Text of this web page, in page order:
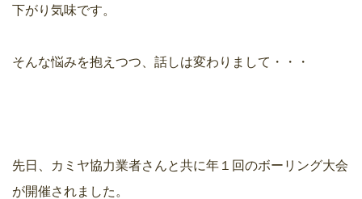
下がり気味です。
そんな悩みを抱えつつ、話しは変わりまして・・・
先日、カミヤ協力業者さんと共に年１回のボーリング大会
が開催されました。